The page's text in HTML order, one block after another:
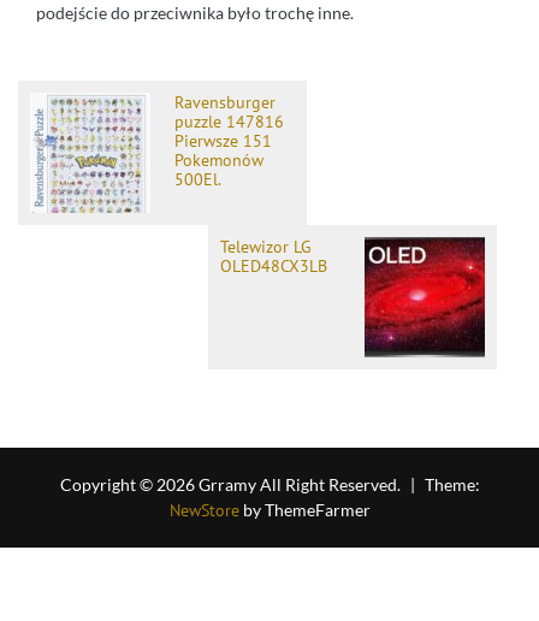
podejście do przeciwnika było trochę inne.
Ravensburger
puzzle 147816
Pierwsze 151
Pokemonów
500El.
Telewizor LG
OLED48CX3LB
Copyright © 2026 Grramy All Right Reserved. | Theme:
NewStoreby ThemeFarmer